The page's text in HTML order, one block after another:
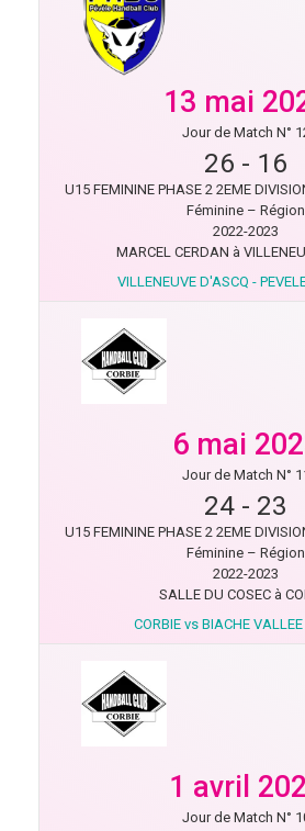
13 mai
Jour de Match N°
26 - 16
U15 FEMININE PHASE 2 2EME
Féminine – Région
2022-2023
MARCEL CERDAN à
VILLENEUVE D'ASCQ -
6 mai
Jour de Match N°
24 - 23
U15 FEMININE PHASE 2 2EME
Féminine – Région
2022-2023
SALLE DU COSEC à
CORBIE vs BIACHE
1 avril
Jour de Match N°